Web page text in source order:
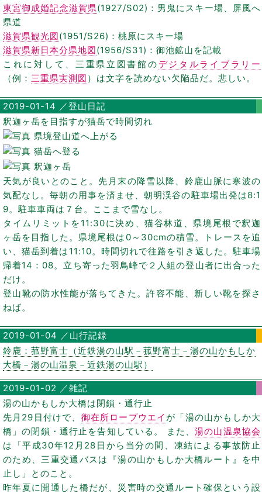
東宮御成婚記念滋賀県(1927/S02)：男鬼にスキー場、屏風へ
県道
滋賀県観光図(1951/S26)：桃原にスキー場
滋賀県新日本分県地図(1956/S31)：御池鉱山を記載
これに対して、三重県立図書館の デジタルライブラリー
（例： 三重県実測図 ）は文字を読めない欠陥品だ。悲しい。
2019-01-14 ／登山日記
釈迦ヶ岳を目指すが猫岳で時間切れ
天気が良いとのこと。先月末の降雪以降、鈴鹿山脈に寒波の
気配なし。毎朝の用事を済ませ、朝明渓谷の駐車場出発は8:1
9。駐車車両は７台。ここまで雪なし。
タイムリミットを11:30に決め、猫谷林道、県境尾根で釈迦
ヶ岳を目指した。県境尾根は0～30cmの積雪。トレースを追
い、猫岳到着は11:10。時間切れで往路を引き返した。駐車場
帰着14：08。立ち寄った羽鳥峰で２人組の登山者に出合った
だけ。
登山靴の防水性能が落ちてきた。許容不能、新しい靴を探さ
ねば。
2019-01-04 ／山行記録
鈴鹿：菰野富士（近鉄湯の山駅－菰野富士－湯の山かもしか
大橋－湯の山温泉－近鉄湯の山駅）
2019-01-02 ／雑記
湯の山かもしか大橋は閉鎖・通行止
先月29日付けで、 御在所ロープウエイ が「湯の山かもしか大
橋」の閉鎖・通行止を告知している。 また、湯の山温泉協会
は「平成30年12月28日から当分の間、凍結による事故防止
のため、三重交通バスは『湯の山かもしか大橋ルート』を中
止し」とのこと。
昨年夏に開通した橋だが、災害時の交通ルート確保という設